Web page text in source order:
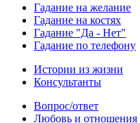
Гадание на желание
Гадание на костях
Гадание "Да - Нет"
Гадание по телефону
Истории из жизни
Консультанты
Вопрос/ответ
Любовь и отношения